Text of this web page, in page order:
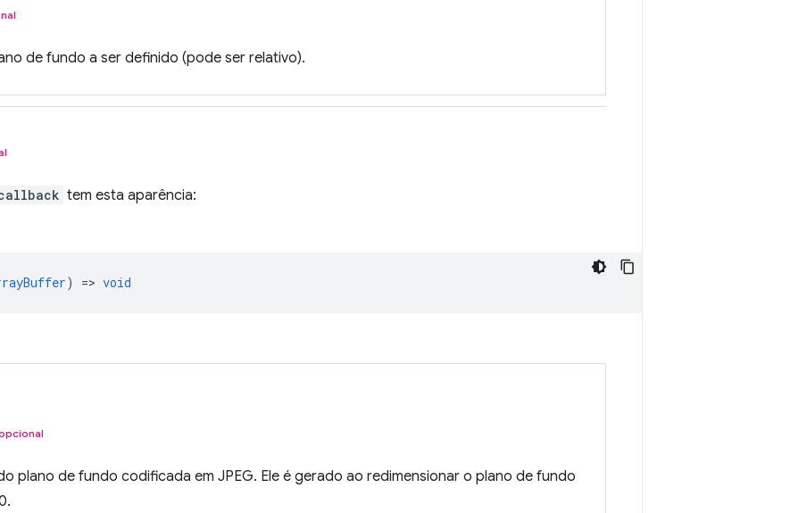
de fundo a ser definido (pode ser relativo).
tem esta aparência:
) => void
plano de fundo codificada em JPEG. Ele é gerado ao redimensionar o plano de fundo